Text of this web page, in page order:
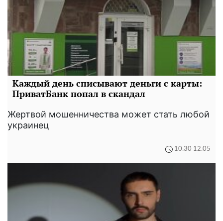
Каждый день списывают деньги с карты:
ПриватБанк попал в скандал
Жертвой мошенничества может стать любой
украинец
10:30 12.05